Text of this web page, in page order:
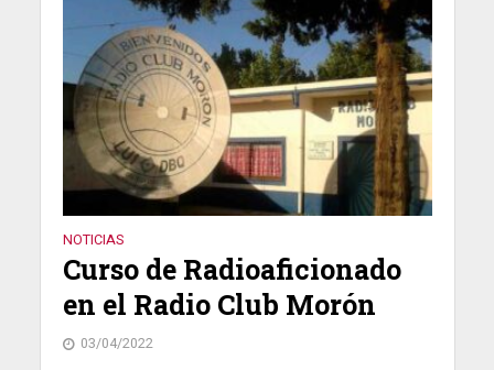
NOTICIAS
Curso de Radioaficionado
en el Radio Club Morón
03/04/2022